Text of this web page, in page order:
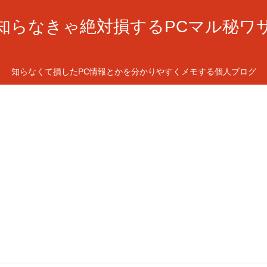
らなきゃ絶対損するPCマル秘ワ
知らなくて損したPC情報とかを分かりやすくメモする個人ブログ